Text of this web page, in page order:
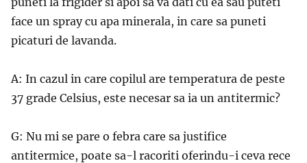
face un spray cu apa minerala, in care sa puneti
picaturi de lavanda.
A: In cazul in care copilul are temperatura de peste
37 grade Celsius, este necesar sa ia un antitermic?
G: Nu mi se pare o febra care sa justifice
antitermice, poate sa-l racoriti oferindu-i ceva rece